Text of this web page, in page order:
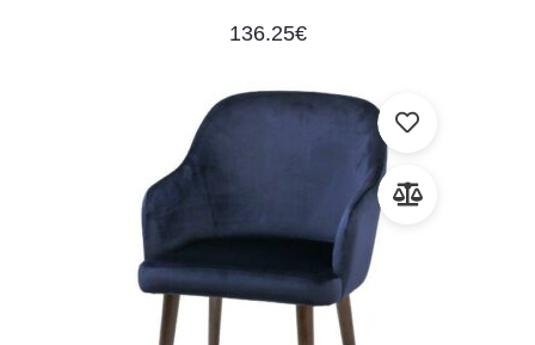
136.25€